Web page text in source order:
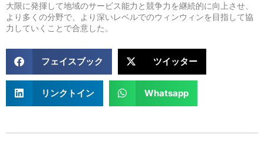
大限に発揮して地域のサービス能力と競争力を継続的に向上させ、
より多くの分野で、より深いレベルでのウィンウィンを目指して協
力していくことで合意した。
フェイスブック ツイッター
リンクトイン Whatsapp